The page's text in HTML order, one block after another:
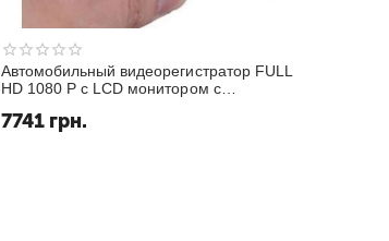
Автомобильный видеорегистратор FULL
HD 1080 P с LCD монитором с
градусов (модель CARCAM VD-K2000)
7741 грн.